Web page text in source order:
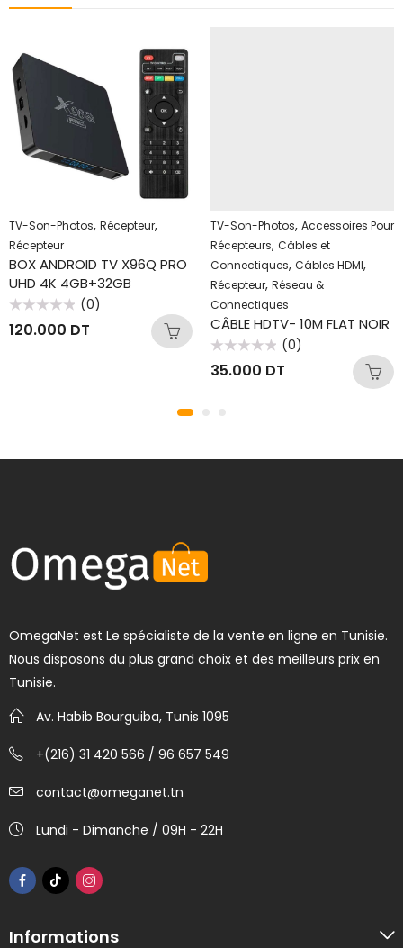
TV-Son-Photos, Récepteur,
Récepteur
BOX ANDROID TV X96Q PRO
UHD 4K 4GB+32GB
(0)
120.000 DT
TV-Son-Photos, Accessoires Pour
Récepteurs, Câbles et
Connectiques, Câbles HDMI,
Récepteur, Réseau &
Connectiques
CÂBLE HDTV- 10M FLAT NOIR
0
(0)
35.000 DT
OmegaNet est Le spécialiste de la vente en ligne en Tunisie.
Nous disposons du plus grand choix et des meilleurs prix en
Tunisie.
Av. Habib Bourguiba, Tunis 1095
+(216) 31 420 566 / 96 657 549
contact@omeganet.tn
Lundi - Dimanche / 09H - 22H
Informations